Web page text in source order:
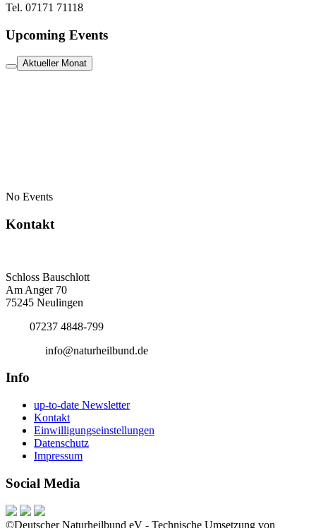
Tel. 07171 71118
Upcoming Events
Aktueller Monat
No Events
Kontakt
Schloss Bauschlott
Am Anger 70
75245 Neulingen
07237 4848-799
info@naturheilbund.de
Info
up-to-date Newsletter
Kontakt
Einwilligungseinstellungen
Datenschutz
Impressum
Social Media
©Deutscher Naturheilbund eV - Technische Umsetzung von